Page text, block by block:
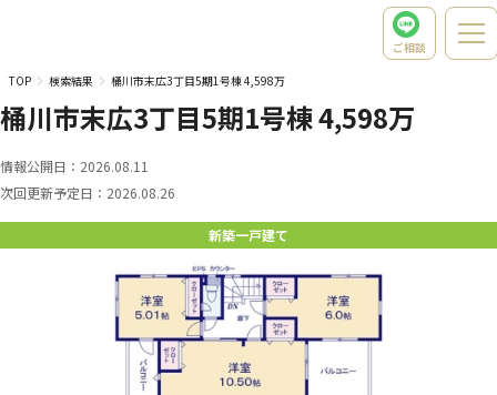
ご相談
TOP
検索結果 桶川市末広3丁目5期1号棟 4,598万
桶川市末広3丁目5期1号棟 4,598万
情報公開日： 2026.08.11
次回更新予定日： 2026.08.26
新築一戸建て